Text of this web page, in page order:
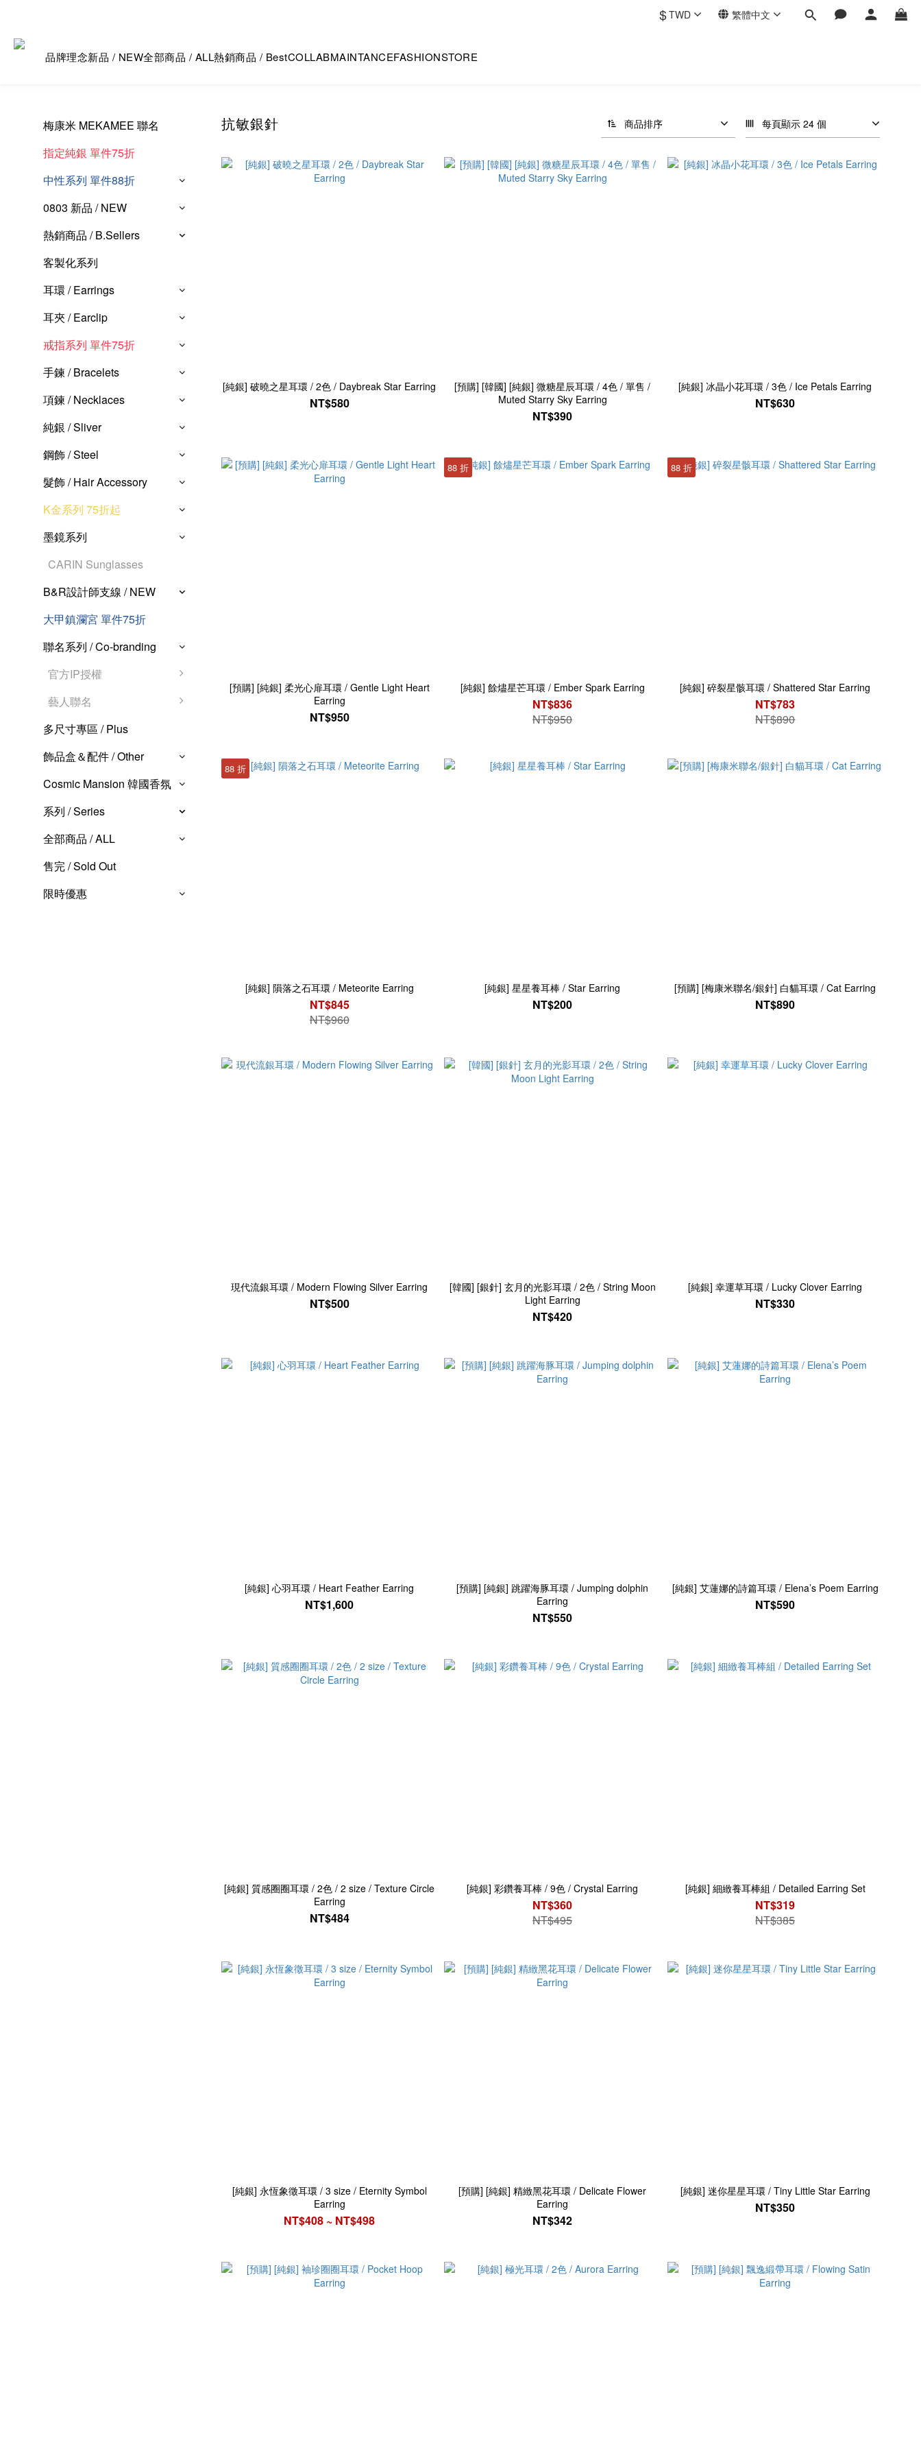
$TWD 繁體中文
品牌理念新品 / NEW全部商品 / ALL熱銷商品 / BestCOLLABMAINTANCEFASHIONSTORE
梅康米 MEKAMEE 聯名
指定純銀 單件75折
中性系列 單件88折
0803 新品 / NEW
熱銷商品 / B.Sellers
客製化系列
耳環 / Earrings
耳夾 / Earclip
戒指系列 單件75折
手鍊 / Bracelets
項鍊 / Necklaces
純銀 / Sliver
鋼飾 / Steel
髮飾 / Hair Accessory
K金系列 75折起
墨鏡系列
CARIN Sunglasses
B&R設計師支線 / NEW
大甲鎮瀾宮 單件75折
聯名系列 / Co-branding
官方IP授權
藝人聯名
多尺寸專區 / Plus
飾品盒＆配件 / Other
Cosmic Mansion 韓國香氛
系列 / Series
全部商品 / ALL
售完 / Sold Out
限時優惠
抗敏銀針 商品排序 每頁顯示 24 個
[純銀] 破曉之星耳環 / 2色 / Daybreak Star Earring
NT$580
[預購] [韓國] [純銀] 微糖星辰耳環 / 4色 / 單售 /
Muted Starry Sky Earring
NT$390
[純銀] 冰晶小花耳環 / 3色 / Ice Petals Earring
NT$630
[預購] [純銀] 柔光心扉耳環 / Gentle Light Heart
Earring
NT$950
88 折
[純銀] 餘燼星芒耳環 / Ember Spark Earring
NT$836
NT$950
88 折
[純銀] 碎裂星骸耳環 / Shattered Star Earring
NT$783
NT$890
88 折
[純銀] 隕落之石耳環 / Meteorite Earring
NT$845
NT$960
[純銀] 星星養耳棒 / Star Earring
NT$200
[預購] [梅康米聯名/銀針] 白貓耳環 / Cat Earring
NT$890
現代流銀耳環 / Modern Flowing Silver Earring
NT$500
[韓國] [銀針] 玄月的光影耳環 / 2色 / String Moon
Light Earring
NT$420
[純銀] 幸運草耳環 / Lucky Clover Earring
NT$330
[純銀] 心羽耳環 / Heart Feather Earring
NT$1,600
[預購] [純銀] 跳躍海豚耳環 / Jumping dolphin
Earring
NT$550
[純銀] 艾蓮娜的詩篇耳環 / Elena’s Poem Earring
NT$590
[純銀] 質感圈圈耳環 / 2色 / 2 size / Texture Circle
Earring
NT$484
[純銀] 彩鑽養耳棒 / 9色 / Crystal Earring
NT$360
NT$495
[純銀] 細緻養耳棒組 / Detailed Earring Set
NT$319
NT$385
[純銀] 永恆象徵耳環 / 3 size / Eternity Symbol
Earring
NT$408 ~ NT$498
[預購] [純銀] 精緻黑花耳環 / Delicate Flower
Earring
NT$342
[純銀] 迷你星星耳環 / Tiny Little Star Earring
NT$350